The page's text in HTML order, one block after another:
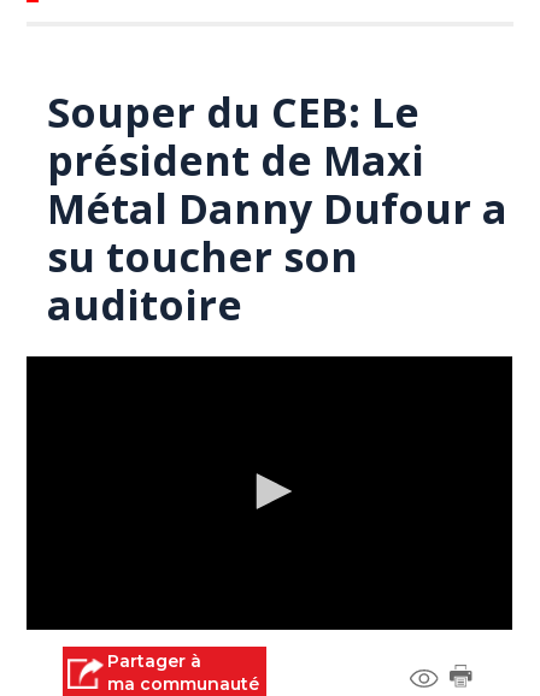
Souper du CEB: Le
président de Maxi
Métal Danny Dufour a
su toucher son
auditoire
seconds Partager à
ma communauté